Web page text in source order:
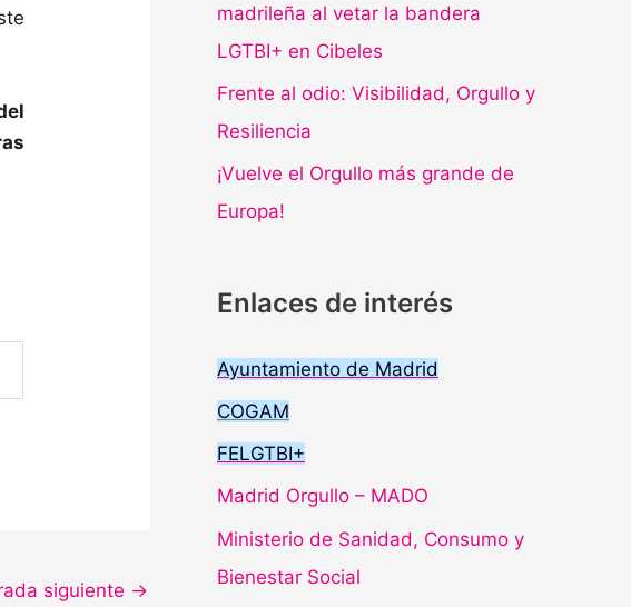
siguiente →
madrileña al vetar la bandera
LGTBI+ en Cibeles
Frente al odio: Visibilidad, Orgullo y
Resiliencia
¡Vuelve el Orgullo más grande de
Europa!
Enlaces de interés
Ayuntamiento de Madrid
COGAM
FELGTBI+
Madrid Orgullo – MADO
Ministerio de Sanidad, Consumo y
Bienestar Social